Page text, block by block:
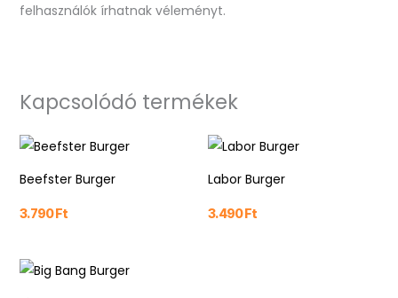
felhasználók írhatnak véleményt.
Kapcsolódó termékek
Beefster Burger
3.790Ft
Labor Burger
3.490Ft